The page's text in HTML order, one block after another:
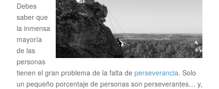
Debes
saber que
la inmensa
mayoría
de las
personas
tienen el gran problema de la falta de perseverancia. Solo
un pequeño porcentaje de personas son perseverantes… y,